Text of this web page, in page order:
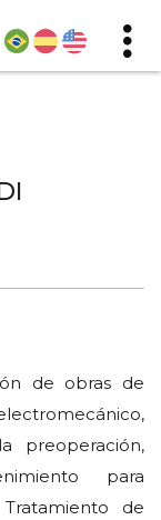
de obras de
preoperación,
para
de